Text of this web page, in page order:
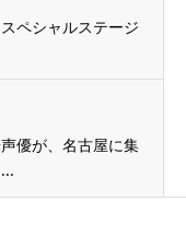
ペシャルステージ
優が、名古屋に集